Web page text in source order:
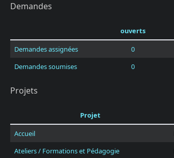
Demandes
ouverts
Demandes assignées
0
Demandes soumises
0
Projets
Projet
Accueil
Ateliers / Formations et Pédagogie